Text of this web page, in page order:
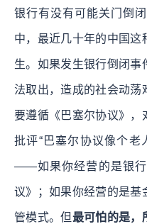
银行有没有可能关门倒
中，最近几十年的中国这
生。如果发生银行倒闭事
法取出，造成的社会动荡
要遵循《巴塞尔协议》，
批评“巴塞尔协议像个老
——如果你经营的是银行
议》；如果你经营的是基
管模式。但最可怕的是，